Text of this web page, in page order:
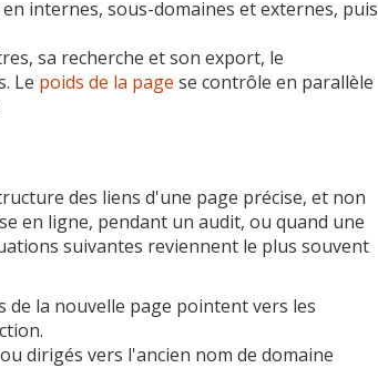
internes, sous-domaines et externes, puis
sa recherche et son export, le
Le poids de la page se contrôle en parallèle
des liens d'une page précise, et non
en ligne, pendant un audit, ou quand une
suivantes reviennent le plus souvent
de la nouvelle page pointent vers les
dirigés vers l'ancien nom de domaine